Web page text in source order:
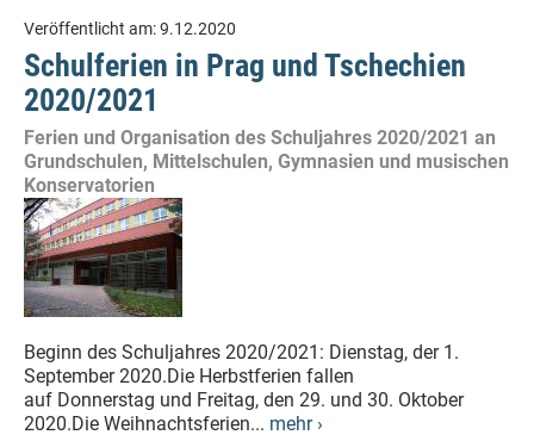
Veröffentlicht am:9.12.2020
Schulferien in Prag und Tschechien
2020/2021
Ferien und Organisation des Schuljahres 2020/2021 an
Grundschulen, Mittelschulen, Gymnasien und musischen
Konservatorien
Beginn des Schuljahres 2020/2021: Dienstag, der 1.
September 2020.Die Herbstferien fallen
auf Donnerstag und Freitag, den 29. und 30. Oktober
2020.Die Weihnachtsferien... mehr ›